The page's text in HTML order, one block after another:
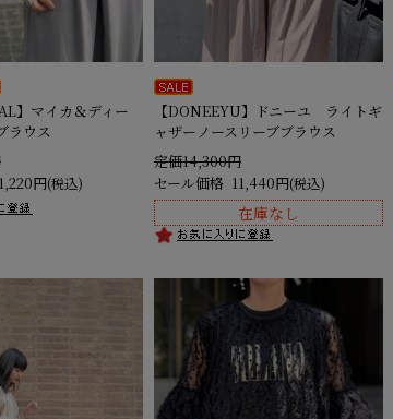
】マイカ＆ディー
ウス
円(税込)
【DONEEYU】ドニーユ ライトギ
ャザーノースリーブブラウス
定価14,300円
セール価格 11,440円(税込)
在庫なし